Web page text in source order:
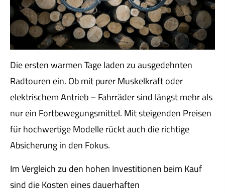
Die ersten warmen Tage laden zu ausgedehnten
Radtouren ein. Ob mit purer Muskelkraft oder
elektrischem Antrieb – Fahrräder sind längst mehr als
nur ein Fortbewegungsmittel. Mit steigenden Preisen
für hochwertige Modelle rückt auch die richtige
Absicherung in den Fokus.
Im Vergleich zu den hohen Investitionen beim Kauf
sind die Kosten eines dauerhaften